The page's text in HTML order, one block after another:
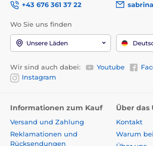
+43 676 361 37 22
Wo Sie uns finden
Unsere Läden
Wir sind auch dabei: Youtube
Instagram
Informationen zum Kauf
Versand und Zahlung
Reklamationen und
Rücksendungen
Über das
Kontakt
Warum